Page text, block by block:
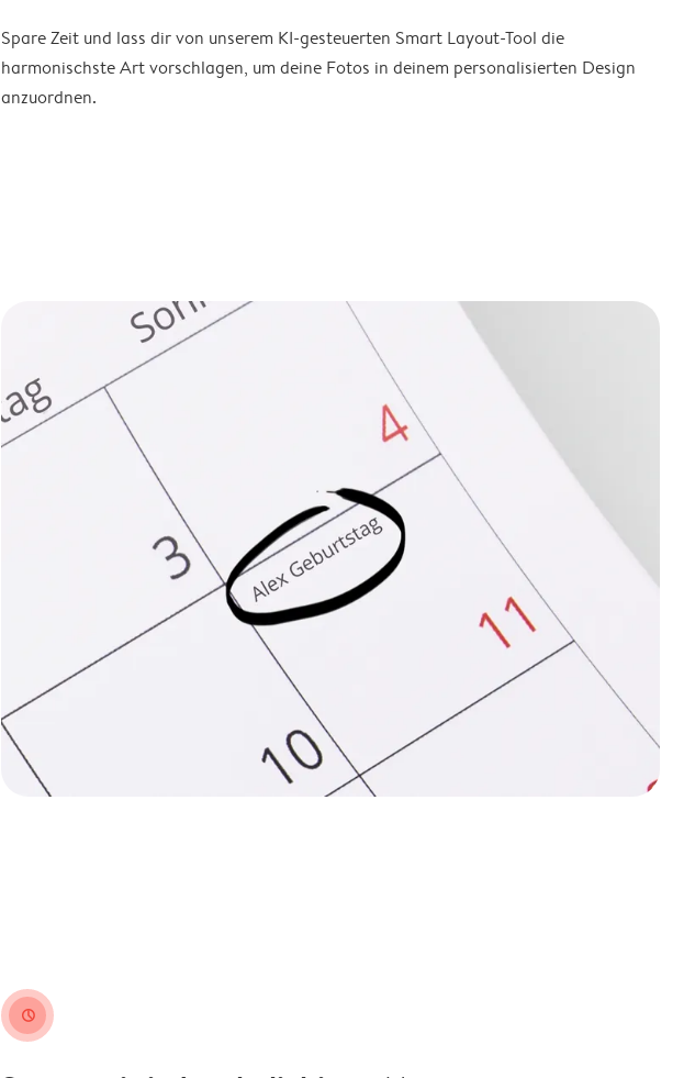
Spare Zeit und lass dir von unserem KI-gesteuerten Smart Layout-Tool die
harmonischste Art vorschlagen, um deine Fotos in deinem personalisierten Design
anzuordnen.
clock